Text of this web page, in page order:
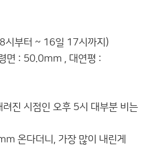
부터 ~ 16일 17시까지)
면 : 50.0mm , 대연평 :
진 시점인 오후 5시 대부분 비는
온다더니, 가장 많이 내린게